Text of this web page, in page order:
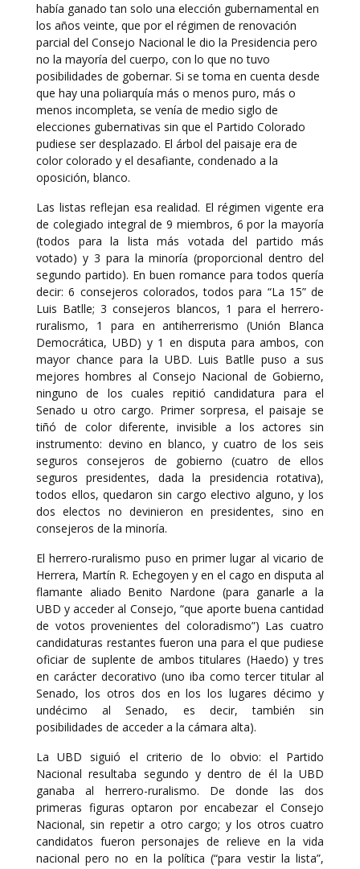
había ganado tan solo una elección gubernamental en
los años veinte, que por el régimen de renovación
parcial del Consejo Nacional le dio la Presidencia pero
no la mayoría del cuerpo, con lo que no tuvo
posibilidades de gobernar. Si se toma en cuenta desde
que hay una poliarquía más o menos puro, más o
menos incompleta, se venía de medio siglo de
elecciones gubernativas sin que el Partido Colorado
pudiese ser desplazado. El árbol del paisaje era de
color colorado y el desafiante, condenado a la
oposición, blanco.
Las listas reflejan esa realidad. El régimen vigente era
de colegiado integral de 9 miembros, 6 por la mayoría
(todos para la lista más votada del partido más
votado) y 3 para la minoría (proporcional dentro del
segundo partido). En buen romance para todos quería
decir: 6 consejeros colorados, todos para “La 15” de
Luis Batlle; 3 consejeros blancos, 1 para el herrero-
ruralismo, 1 para en antiherrerismo (Unión Blanca
Democrática, UBD) y 1 en disputa para ambos, con
mayor chance para la UBD. Luis Batlle puso a sus
mejores hombres al Consejo Nacional de Gobierno,
ninguno de los cuales repitió candidatura para el
Senado u otro cargo. Primer sorpresa, el paisaje se
tiñó de color diferente, invisible a los actores sin
instrumento: devino en blanco, y cuatro de los seis
seguros consejeros de gobierno (cuatro de ellos
seguros presidentes, dada la presidencia rotativa),
todos ellos, quedaron sin cargo electivo alguno, y los
dos electos no devinieron en presidentes, sino en
consejeros de la minoría.
El herrero-ruralismo puso en primer lugar al vicario de
Herrera, Martín R. Echegoyen y en el cago en disputa al
flamante aliado Benito Nardone (para ganarle a la
UBD y acceder al Consejo, “que aporte buena cantidad
de votos provenientes del coloradismo”) Las cuatro
candidaturas restantes fueron una para el que pudiese
oficiar de suplente de ambos titulares (Haedo) y tres
en carácter decorativo (uno iba como tercer titular al
Senado, los otros dos en los los lugares décimo y
undécimo al Senado, es decir, también sin
posibilidades de acceder a la cámara alta).
La UBD siguió el criterio de lo obvio: el Partido
Nacional resultaba segundo y dentro de él la UBD
ganaba al herrero-ruralismo. De donde las dos
primeras figuras optaron por encabezar el Consejo
Nacional, sin repetir a otro cargo; y los otros cuatro
candidatos fueron personajes de relieve en la vida
nacional pero no en la política (“para vestir la lista”,